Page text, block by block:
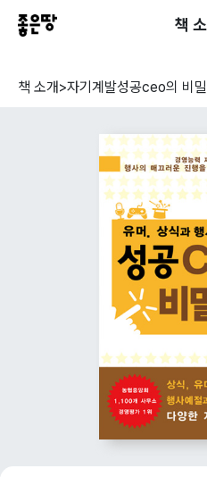
책
책 소개>자기계발성공ceo의 비밀